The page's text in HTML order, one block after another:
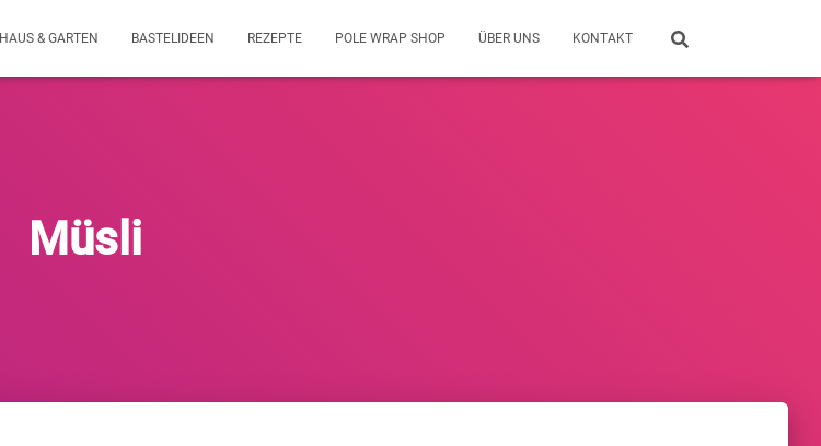
HAUS & GARTEN BASTELIDEEN REZEPTE POLE WRAP SHOP ÜBER UNS KONTAKT
Müsli